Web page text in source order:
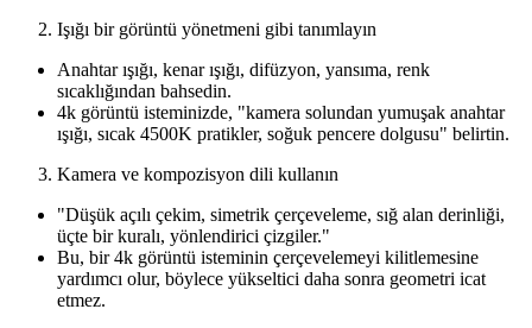
Işığı bir görüntü yönetmeni gibi tanımlayın
Anahtar ışığı, kenar ışığı, difüzyon, yansıma, renk
sıcaklığından bahsedin.
4k görüntü isteminizde, "kamera solundan yumuşak anahtar
ışığı, sıcak 4500K pratikler, soğuk pencere dolgusu" belirtin.
Kamera ve kompozisyon dili kullanın
"Düşük açılı çekim, simetrik çerçeveleme, sığ alan derinliği,
üçte bir kuralı, yönlendirici çizgiler."
Bu, bir 4k görüntü isteminin çerçevelemeyi kilitlemesine
yardımcı olur, böylece yükseltici daha sonra geometri icat
etmez.